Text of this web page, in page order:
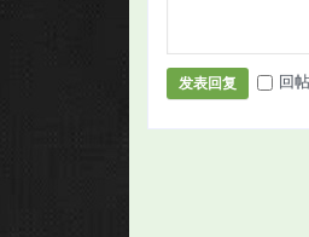
发表回复 回